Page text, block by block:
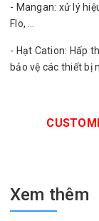
- Mangan: xử lý
Flo, …
- Hạt Cation: Hấp
bảo vệ các thiết bị
Xem thêm